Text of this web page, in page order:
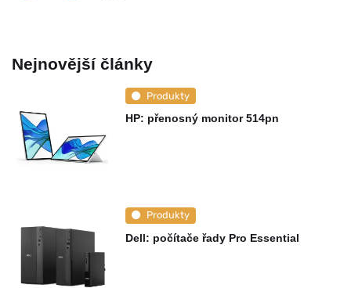
Nejnovější články
Produkty
HP: přenosný monitor 514pn
Produkty
Dell: počítače řady Pro Essential